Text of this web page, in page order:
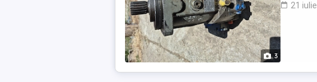
3
21 iulie